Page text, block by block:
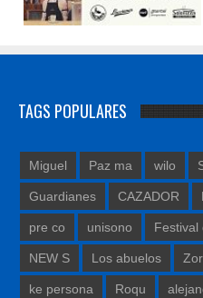
TAGS POPULARES
Miguel Paz ma wilo
Guardianes CAZADOR
pre co unisono Festival
NEW S Los abuelos
ke persona Roqu